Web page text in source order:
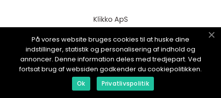
web: www.klikko.dk
På vores website bruges cookies til at huske dine
indstillinger, statistik og personalisering af indhold og
annoncer. Denne information deles med tredjepart. Ved
fortsat brug af websiden godkender du cookiepolitikken.
Ok Privatlivspolitik